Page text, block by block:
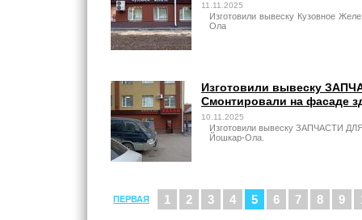
11.11.2025
Изготовили вывеску Кузовное
Ола
Изготовили вывеску
Смонтировали на фасаде
10.11.2025
Изготовили вывеску ЗАПЧАСТИ
Йошкар-Ола.
ПЕРВАЯ 1 2 3 4 5 6 7 8 9